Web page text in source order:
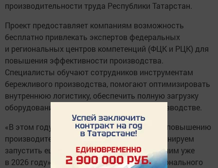
производительности труда Республики Татарстан.
Проект предоставляет компаниям возможность
бесплатно привлекать экспертов федеральных
и региональных центров компетенций (ФЦК и РЦК) для
повышения эффективности производства.
Специалисты обучают сотрудников инструментам
бережливого производства, помогают оптимизировать
внутреннюю логистику, обеспечить полную загрузку
оборудования и сократить простои на производстве.
«В этом году мы реализуем 50 проектов по повышению
производительности труда. Кроме того, планируем
запустить еще 27 проектов, которые завершим уже
в 2026 году», — пояснил руководитель регионального